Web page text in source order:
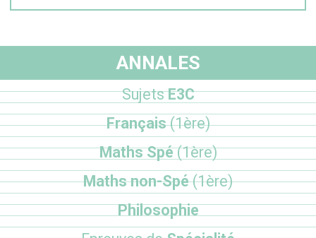
ANNALES
SujetsE3C
Français(1ère)
Maths Spé(1ère)
Maths non-Spé(1ère)
Philosophie